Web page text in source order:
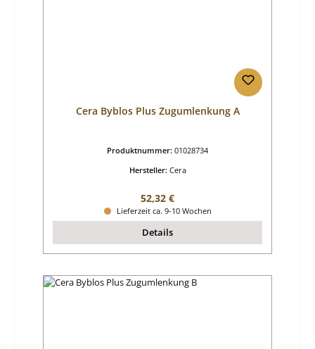
Cera Byblos Plus Zugumlenkung A
Produktnummer: 01028734
Hersteller: Cera
Regulärer Preis:
52,32 €
Lieferzeit ca. 9-10 Wochen
Details